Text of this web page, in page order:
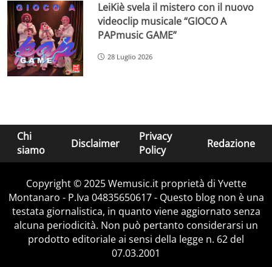
LeiKiè svela il mistero con il nuovo
videoclip musicale “GIOCO A
PAPmusic GAME”
28 Luglio 2026
Chi
siamo
Disclaimer
Privacy
Policy
Redazione
Copyright © 2025 Wemusic.it proprietà di Yvette
Montanaro - P.Iva 04835650617 - Questo blog non è una
testata giornalistica, in quanto viene aggiornato senza
alcuna periodicità. Non può pertanto considerarsi un
prodotto editoriale ai sensi della legge n. 62 del
07.03.2001